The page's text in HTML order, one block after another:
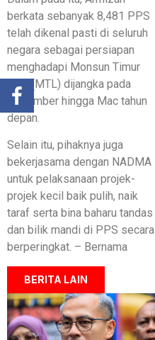
berkata sebanyak 8,481 PPS
telah dikenal pasti di seluruh
negara sebagai persiapan
menghadapi Monsun Timur
Laut (MTL) dijangka pada
November hingga Mac tahun
depan.
Selain itu, pihaknya juga
bekerjasama dengan NADMA
untuk pelaksanaan projek-
projek kecil baik pulih, naik
taraf serta bina baharu tandas
dan bilik mandi di PPS secara
berperingkat. – Bernama
BERITA LAIN